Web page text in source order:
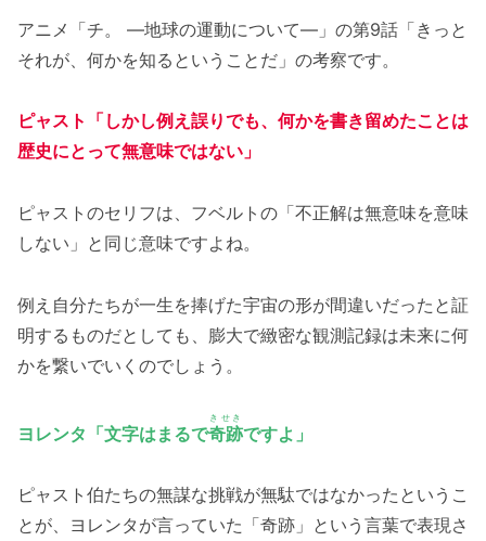
アニメ「チ。 ―地球の運動について―」の第9話「きっと
それが、何かを知るということだ」の考察です。
ピャスト「しかし例え誤りでも、何かを書き留めたことは
歴史にとって無意味ではない」
ピャストのセリフは、フベルトの「不正解は無意味を意味
しない」と同じ意味ですよね。
例え自分たちが一生を捧げた宇宙の形が間違いだったと証
明するものだとしても、膨大で緻密な観測記録は未来に何
かを繋いでいくのでしょう。
ヨレンタ「文字はまるで奇跡
きせき
ですよ」
ピャスト伯たちの無謀な挑戦が無駄ではなかったというこ
とが、ヨレンタが言っていた「奇跡」という言葉で表現さ